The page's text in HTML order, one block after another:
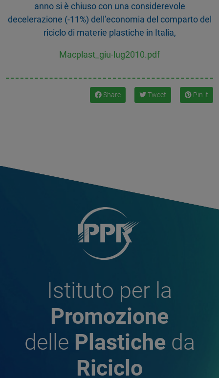
anno si è chiuso con una considerevole
decelerazione (-11%) dell’economia del comparto del
riciclo di materie plastiche in Italia,
Macplast_giu-lug2010.pdf
Share Tweet Pin it
Istituto per la
Promozione
delle Plastiche da
Riciclo